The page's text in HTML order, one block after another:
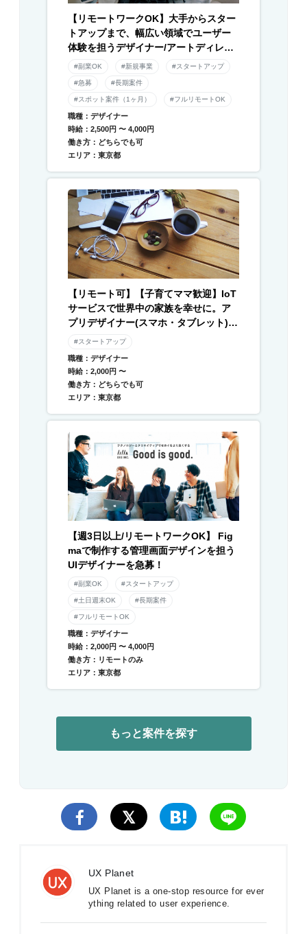
【リモートワークOK】大手からスター
トアップまで、幅広い領域でユーザー
体験を担うデザイナー/アートディレク
ター募集！
#副業OK #新規事業 #スタートアップ
#急募 #長期案件
#スポット案件（1ヶ月） #フルリモートOK
職種：デザイナー
時給：2,500円 〜 4,000円
働き方：どちらでも可
エリア：東京都
【リモート可】【子育てママ歓迎】IoT
サービスで世界中の家族を幸せに。ア
プリデザイナー(スマホ・タブレット) /
Webデザイナー募集
#スタートアップ
職種：デザイナー
時給：2,000円 〜
働き方：どちらでも可
エリア：東京都
【週3日以上/リモートワークOK】 Fig
maで制作する管理画面デザインを担う
UIデザイナーを急募！
#副業OK #スタートアップ
#土日週末OK #長期案件
#フルリモートOK
職種：デザイナー
時給：2,000円 〜 4,000円
働き方：リモートのみ
エリア：東京都
もっと案件を探す
UX Planet
UX Planet is a one-stop resource for ever
ything related to user experience.